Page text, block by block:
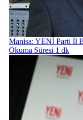
Manisa: YENİ Parti İl
Okuma Süresi 1 dk